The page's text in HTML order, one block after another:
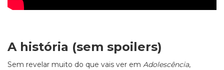
A história (sem spoilers)
Sem revelar muito do que vais ver em Adolescência,